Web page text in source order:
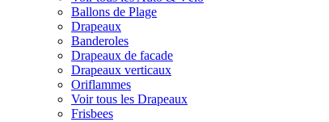
Ballons de Plage
Drapeaux
Banderoles
Drapeaux de facade
Drapeaux verticaux
Oriflammes
Voir tous les Drapeaux
Frisbees